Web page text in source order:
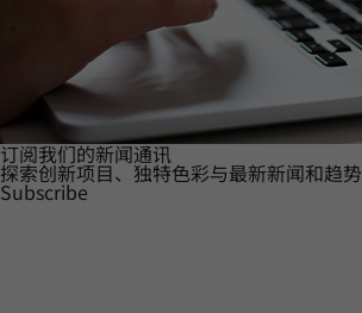
订阅我们的新闻通讯
探索创新项目、独特色彩与最新新闻和趋势
Subscribe